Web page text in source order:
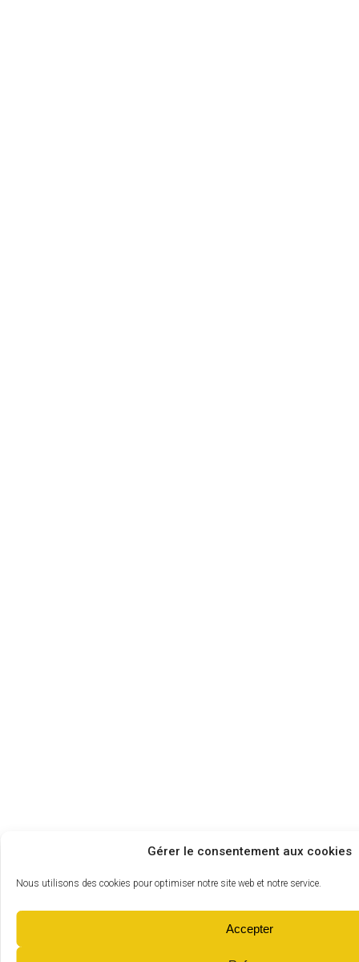
Gérer le consentement aux cookies
Nous utilisons des cookies pour optimiser notre site web et notre service.
Accepter